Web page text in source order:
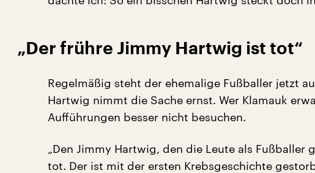
„Der frühre Jimmy Hartwig ist tot“
Regelmäßig steht der ehemalige Fußballer jetzt
Hartwig nimmt die Sache ernst. Wer Klamauk
Aufführungen besser nicht besuchen.
„Den Jimmy Hartwig, den die Leute als Fußballer
tot. Der ist mit der ersten Krebsgeschichte